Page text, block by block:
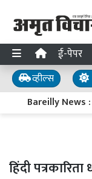
ई-पेपर
व्हील्स
Bareilly News
हिंदी